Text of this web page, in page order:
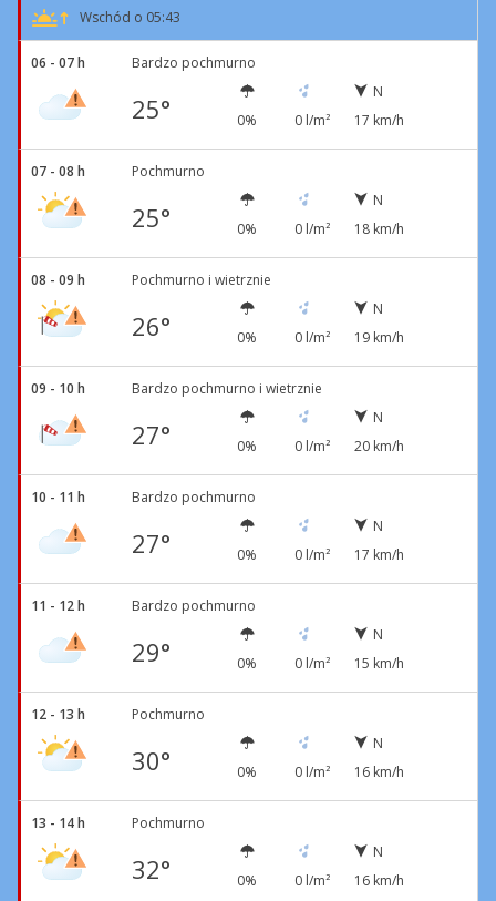
Wschód o 05:43
06 - 07 h Bardzo pochmurno
25° 0% 0 l/m²
N
17 km/h
07 - 08 h Pochmurno
25° 0% 0 l/m²
N
18 km/h
08 - 09 h Pochmurno i wietrznie
26° 0% 0 l/m²
N
19 km/h
09 - 10 h Bardzo pochmurno i wietrznie
27° 0% 0 l/m²
N
20 km/h
10 - 11 h Bardzo pochmurno
27° 0% 0 l/m²
N
17 km/h
11 - 12 h Bardzo pochmurno
29° 0% 0 l/m²
N
15 km/h
12 - 13 h Pochmurno
30° 0% 0 l/m²
N
16 km/h
13 - 14 h Pochmurno
32° 0% 0 l/m²
N
16 km/h